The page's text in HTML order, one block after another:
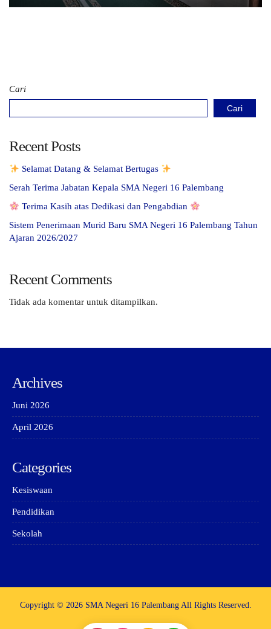
Cari
Cari
Recent Posts
Selamat Datang & Selamat Bertugas
Serah Terima Jabatan Kepala SMA Negeri 16 Palembang
Terima Kasih atas Dedikasi dan Pengabdian
Sistem Penerimaan Murid Baru SMA Negeri 16 Palembang Tahun
Ajaran 2026/2027
Recent Comments
Tidak ada komentar untuk ditampilkan.
Archives
Juni 2026
April 2026
Categories
Kesiswaan
Pendidikan
Sekolah
Copyright © 2026 SMA Negeri 16 Palembang All Rights Reserved.